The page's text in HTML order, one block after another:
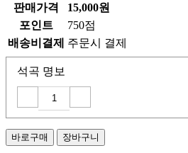
판매가격
15,000원
포인트
750점
배송비결제
주문시 결제
석곡 명보
바로구매 장바구니